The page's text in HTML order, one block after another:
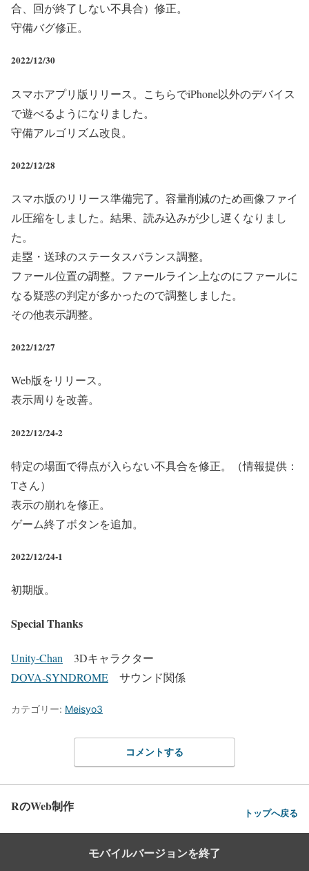
合、回が終了しない不具合）修正。
守備バグ修正。
2022/12/30
スマホアプリ版リリース。 こちらでiPhone以外のデバイス
で遊べるようになりました。
守備アルゴリズム改良。
2022/12/28
スマホ版のリリース準備完了。容量削減のため画像ファイ
ル圧縮をしました。結果、読み込みが少し遅くなりまし
た。
走塁・送球のステータスバランス調整。
ファール位置の調整。ファールライン上なのにファールに
なる疑惑の判定が多かったので調整しました。
その他表示調整。
2022/12/27
Web版をリリース。
表示周りを改善。
2022/12/24-2
特定の場面で得点が入らない不具合を修正。（情報提供：
Tさん）
表示の崩れを修正。
ゲーム終了ボタンを追加。
2022/12/24-1
初期版。
Special Thanks
Unity-Chan 3Dキャラクター
DOVA-SYNDROME サウンド関係
カテゴリー: Meisyo3
コメントする
RのWeb制作 トップへ戻る
モバイルバージョンを終了